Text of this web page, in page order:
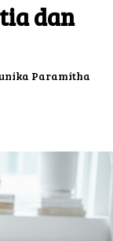
dan
Paramitha